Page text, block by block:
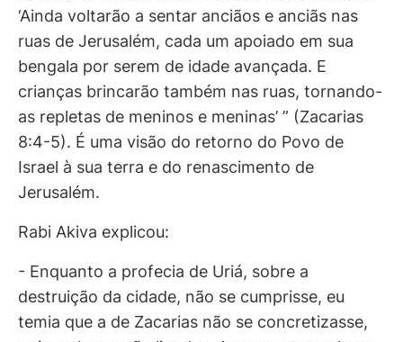
‘Ainda voltarão a sentar anciãos e anciãs nas
ruas de Jerusalém, cada um apoiado em sua
bengala por serem de idade avançada. E
crianças brincarão também nas ruas, tornando-
as repletas de meninos e meninas’ ” (Zacarias
8:4-5). É uma visão do retorno do Povo de
Israel à sua terra e do renascimento de
Jerusalém.
Rabi Akiva explicou:
- Enquanto a profecia de Uriá, sobre a
destruição da cidade, não se cumprisse, eu
temia que a de Zacarias não se concretizasse,